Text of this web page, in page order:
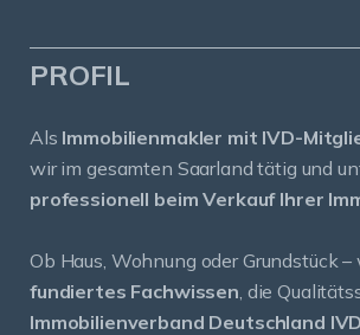
PROFIL
Als Immobilienmakler mit IVD-
wir im gesamten Saarland tätig und
professionell beim Verkauf Ihrer
Ob Haus, Wohnung oder Grundstück
fundiertes Fachwissen , die
Immobilienverband Deutschland IVD